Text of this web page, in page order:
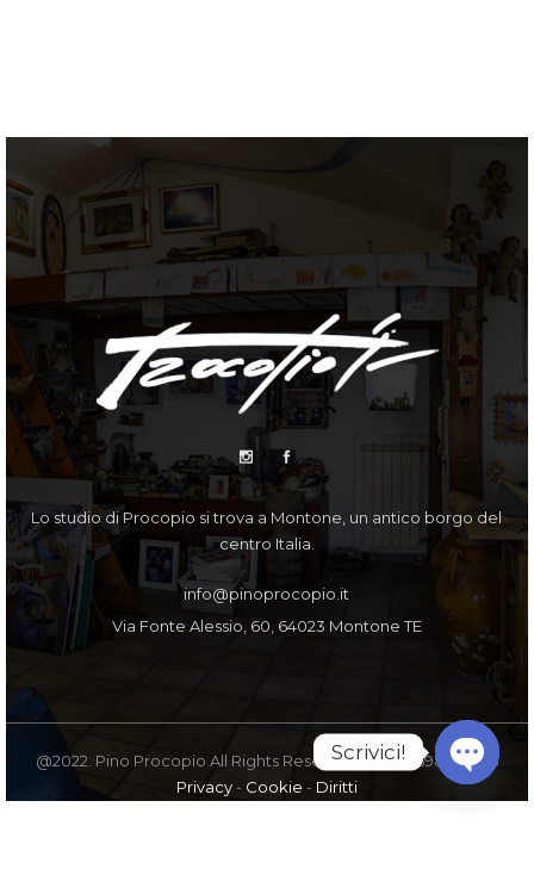
Lo studio di Procopio si trova a Montone, un antico borgo del
centro Italia.
info@pinoprocopio.it
Via Fonte Alessio, 60, 64023 Montone TE
@2022. Pino Procopio All Rights Reserved. PI IT00598770675
Privacy- Cookie - Diritti
Scrivici!